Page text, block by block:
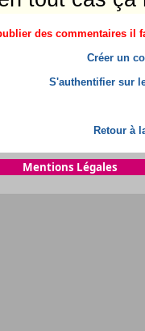
des commentaires il
Créer un
S'authentifier sur
Retour à
Mentions Légales